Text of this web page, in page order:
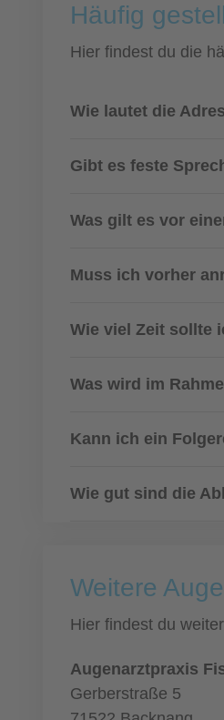
Häufig
Hier findest du die
Wie lautet die
Gibt es feste
Was gilt es vor
Muss ich vorher
Wie viel Zeit sollte
Was wird im
Kann ich ein
Wie gut sind die
Weitere
Hier findest du
Augenarztpraxis
Gerberstraße 5